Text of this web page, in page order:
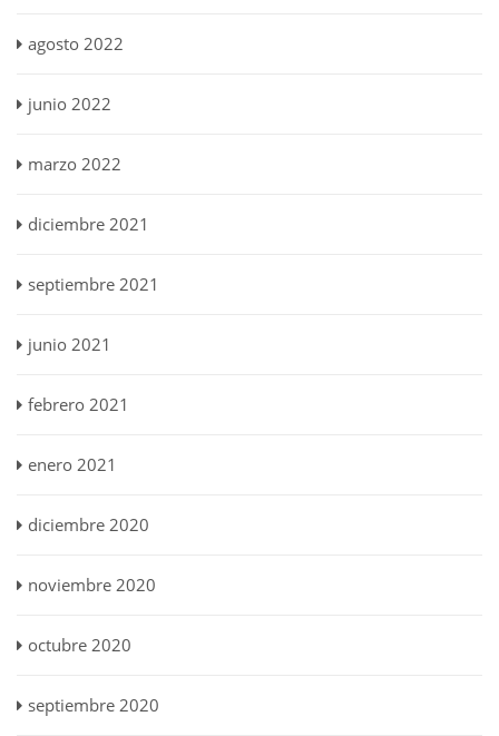
agosto 2022
junio 2022
marzo 2022
diciembre 2021
septiembre 2021
junio 2021
febrero 2021
enero 2021
diciembre 2020
noviembre 2020
octubre 2020
septiembre 2020